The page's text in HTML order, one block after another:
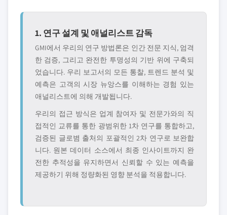
1. 연구 설계 및 애널리스트 감독
GMI에서 우리의 연구 방법론은 인간 전문 지식, 엄격
한 검증, 그리고 완전한 투명성의 기반 위에 구축되
었습니다. 우리 보고서의 모든 통찰, 트렌드 분석 및
예측은 고객의 시장 뉴앙스를 이해하는 경험 있는
애널리스트에 의해 개발됩니다.
우리의 접근 방식은 업계 참여자 및 전문가와의 직
접적인 교류를 통한 광범위한 1차 연구를 통합하고,
검증된 글로볌 출처의 포괄적인 2차 연구로 보완합
니다. 원본 데이터 소스에서 최종 인사이트까지 완
전한 추적성을 유지하면서 신뢰할 수 있는 예측을
제공하기 위해 정량화된 영향 분석을 적용합니다.